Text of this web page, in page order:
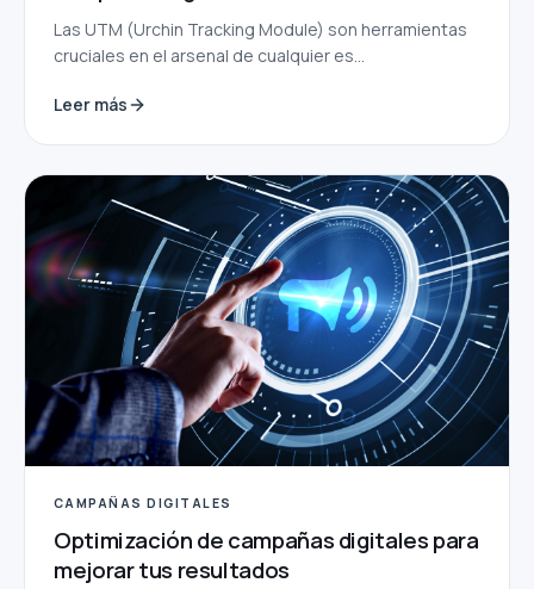
Las UTM (Urchin Tracking Module) son herramientas
cruciales en el arsenal de cualquier es...
Leer más
CAMPAÑAS DIGITALES
Optimización de campañas digitales para
mejorar tus resultados